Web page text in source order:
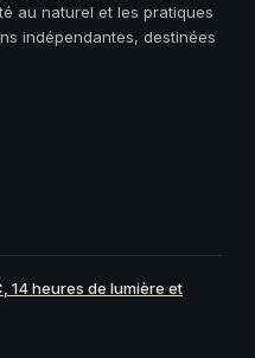
au naturel et les pratiques
indépendantes, destinées
14 heures de lumière et